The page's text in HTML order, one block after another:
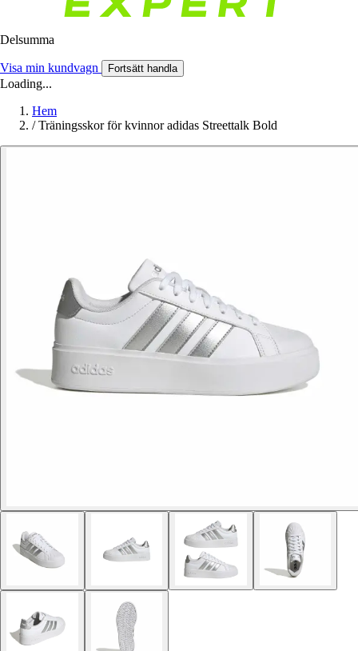
Delsumma
Visa min kundvagn Fortsätt handla
Loading...
Hem
/ Träningsskor för kvinnor adidas Streettalk Bold